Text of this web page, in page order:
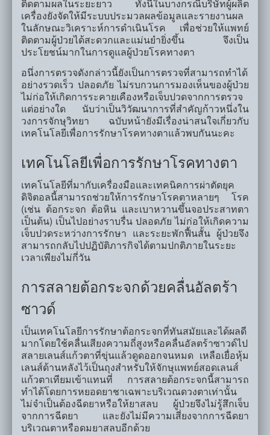
ติดตามผลในระยะยาว ทั้งนี้ในบางกรณีบริษัทผู้ผลิต
เครื่องยังจัดให้มีระบบประมวลผลข้อมูลและรายงานผล
ในลักษณะวิเคราะห์การดำเนินโรค เพื่อช่วยให้แพทย์
ติดตามผู้ป่วยได้สะดวกและแม่นยำยิ่งขึ้น จึงเป็น
ประโยชน์มากในการดูแลผู้ป่วยโรคทางตา
อนึ่งการตรวจดังกล่าวนี้ยังเป็นการตรวจที่สามารถทำได้
อย่างรวดเร็ว ปลอดภัย ไม่รบกวนการมองเห็นของผู้ป่วย
ไม่ก่อให้เกิดการระคายเคืองหรือเจ็บปวดจากการตรวจ
แต่อย่างใด นับว่าเป็นวิวัฒนาการที่สำคัญก้าวหนึ่งใน
วงการจักษุวิทยา ฉบับหน้ายังมีเรื่องน่าสนใจเกี่ยวกับ
เทคโนโลยีเพื่อการรักษาโรคทางตาแล้วพบกันนะคะ
เทคโนโลยีเพื่อการรักษาโรคทางตา
เทคโนโลยีที่มากับเครื่องมือและเทคนิคการผ่าตัดยุค
ดิจิตอลนี้สามารถช่วยให้การรักษาโรคตาหลายๆ โรค
(เช่น ต้อกระจก ต้อหิน และเบาหวานขึ้นจอประสาทตา
เป็นต้น) เป็นไปอย่างราบรื่น ปลอดภัย ไม่ก่อให้เกิดความ
เจ็บปวดระหว่างการรักษา และระยะพักฟื้นสั้น ผู้ป่วยจึง
สามารถกลับไปปฏิบัติภารกิจได้ตามปกติภายในระยะ
เวลาเพียงไม่กี่วัน
การสลายต้อกระจกด้วยคลื่นอัลตร้า
ซาวด์
เป็นเทคโนโลยีการรักษาต้อกระจกที่ทันสมัยและได้ผลดี
มากโดยใช้คลื่นเสียงความถี่สูงหรือคลื่นอัลตร้าซาวด์ไป
สลายเลนส์แก้วตาที่ขุ่นแล้วดูดออกจนหมด เหลือเยื่อหุ้ม
เลนส์ด้านหลังไว้เป็นถุงสำหรับให้จักษุแพทย์สอดเลนส์
แก้วตาเทียมเข้าแทนที่ การสลายต้อกระจกนี้สามารถ
ทำได้โดยการหยอดยาชาเฉพาะบริเวณดวงตาเท่านั้น
ไม่จำเป็นต้องฉีดยาหรือให้ยาสลบ ผู้ป่วยจึงไม่รู้สึกเจ็บ
จากการฉีดยา และยังไม่มีความเสี่ยงจากการฉีดยา
บริเวณตาหรือดมยาสลบอีกด้วย